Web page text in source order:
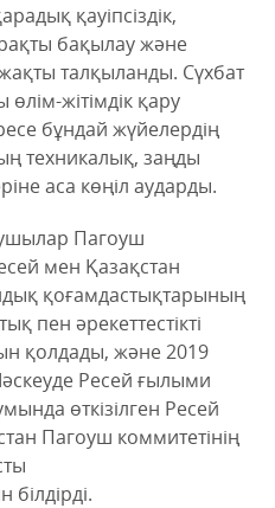
қауіпсіздік,
бақылау және
талқыланды. Сүхбат
жітімдік қару
бұндай жүйелердің
техникалық, заңды
аса көңіл аударды.
Пагоуш
мен Қазақстан
қоғамдастықтарының
пен әрекеттестікті
қолдады, және 2019
Ресей ғылыми
өткізілген Ресей
Пагоуш коммитетінің